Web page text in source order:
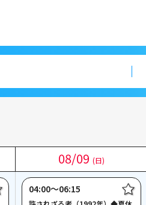
08/09 (日)
08/09 (日)
04:00〜06:15